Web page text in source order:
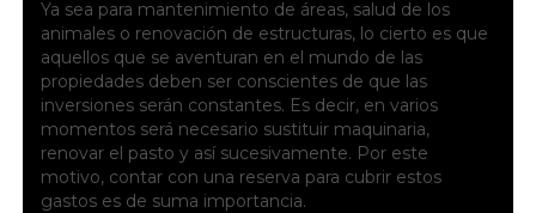
Ya sea para mantenimiento de áreas, salud de los
animales o renovación de estructuras, lo cierto es que
aquellos que se aventuran en el mundo de las
propiedades deben ser conscientes de que las
inversiones serán constantes. Es decir, en varios
momentos será necesario sustituir maquinaria,
renovar el pasto y así sucesivamente. Por este
motivo, contar con una reserva para cubrir estos
gastos es de suma importancia.